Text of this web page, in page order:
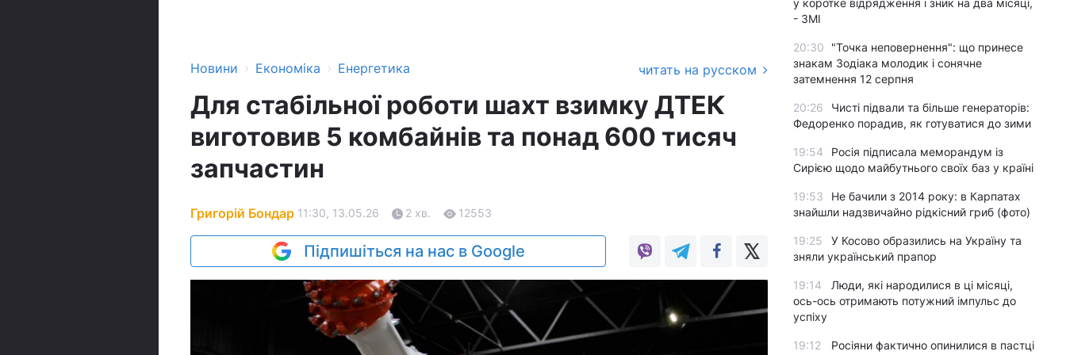
Новини › Економіка › Енергетика читать на русском
Для стабільної роботи шахт взимку ДТЕК
виготовив 5 комбайнів та понад 600 тисяч
запчастин
Григорій Бондар 11:30, 13.05.26 2 хв. 12553
Підпишіться на нас в Google
у коротке відрядження і зник на два місяці,
- ЗМІ
20:30
"Точка неповернення": що принесе
знакам Зодіака молодик і сонячне
затемнення 12 серпня
20:26
Чисті підвали та більше генераторів:
Федоренко порадив, як готуватися до зими
19:54
Росія підписала меморандум із
Сирією щодо майбутнього своїх баз у країні
19:53
Не бачили з 2014 року: в Карпатах
знайшли надзвичайно рідкісний гриб (фото)
19:25
У Косово образились на Україну та
зняли український прапор
19:14
Люди, які народилися в ці місяці,
ось-ось отримають потужний імпульс до
успіху
19:12
Росіяни фактично опинилися в пастці